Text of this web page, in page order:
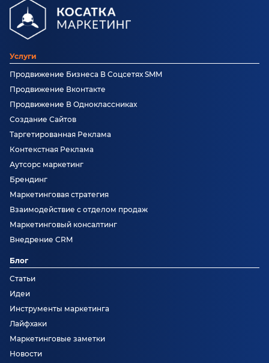
Услуги
Продвижение Бизнеса В Соцсетях SMM
Продвижение Вконтакте
Продвижение В Одноклассниках
Создание Сайтов
Таргетированная Реклама
Контекстная Реклама
Аутсорс маркетинг
Брендинг
Маркетинговая стратегия
Взаимодействие с отделом продаж
Маркетинговый консалтинг
Внедрение CRM
Блог
Статьи
Идеи
Инструменты маркетинга
Лайфхаки
Маркетинговые заметки
Новости